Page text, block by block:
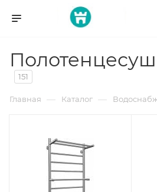
151
Главная — Каталог —